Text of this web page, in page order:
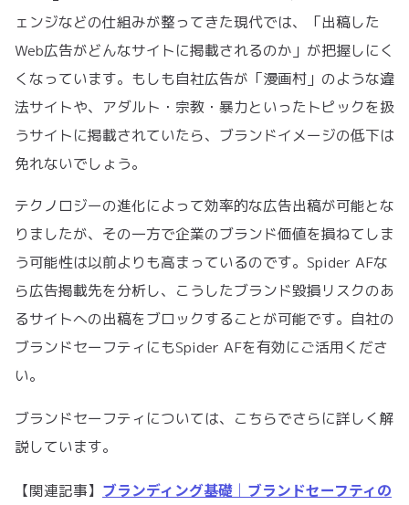
ェンジなどの仕組みが整ってきた現代では、「出稿した
Web広告がどんなサイトに掲載されるのか」が把握しにく
くなっています。もしも自社広告が「漫画村」のような違
法サイトや、アダルト・宗教・暴力といったトピックを扱
うサイトに掲載されていたら、ブランドイメージの低下は
免れないでしょう。
テクノロジーの進化によって効率的な広告出稿が可能とな
りましたが、その一方で企業のブランド価値を損ねてしま
う可能性は以前よりも高まっているのです。Spider AFな
ら広告掲載先を分析し、こうしたブランド毀損リスクのあ
るサイトへの出稿をブロックすることが可能です。自社の
ブランドセーフティにもSpider AFを有効にご活用くださ
い。
ブランドセーフティについては、こちらでさらに詳しく解
説しています。
【関連記事】 ブランディング基礎｜ブランドセーフティの